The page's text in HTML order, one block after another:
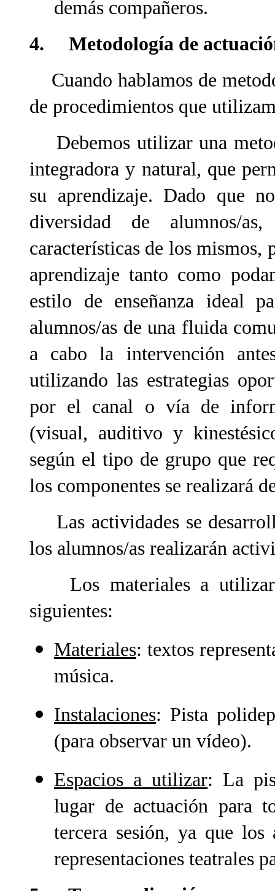
demás compañeros.
4. Metodología de
Cuando hablamos de
de procedimientos que
Debemos utilizar una
integradora y natural, que
su aprendizaje. Dado que
diversidad de alumnos/
características de los
aprendizaje tanto como
estilo de enseñanza ideal
alumnos/as de una fluida
a cabo la intervención
utilizando las estrategias
por el canal o vía de
(visual, auditivo y
según el tipo de grupo que
los componentes se realizará
Las actividades se
los alumnos/as realizarán
Los materiales a utilizar
siguientes:
Materiales: textos
música.
Instalaciones: Pista
(para observar un vídeo).
Espacios a utilizar: La
lugar de actuación para
tercera sesión, ya que los
representaciones teatrales